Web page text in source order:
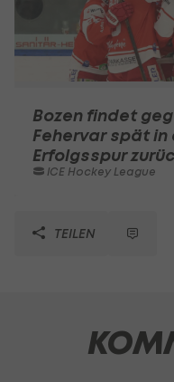
Bozen findet
Fehervar spät in
Erfolgsspur
ICE Hockey League
TEILEN